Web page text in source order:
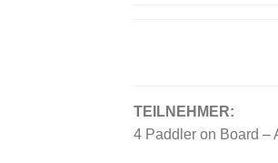
TEILNEHMER:
4 Paddler on Board –